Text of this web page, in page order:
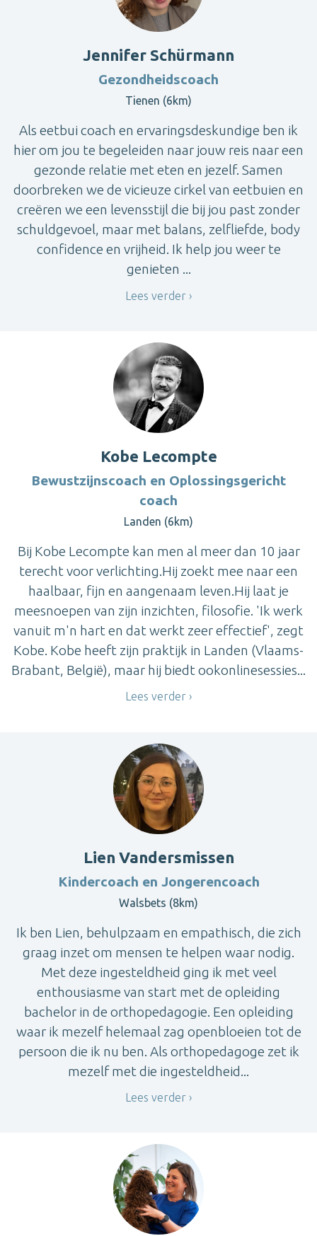
Jennifer Schürmann
Gezondheidscoach
Tienen (6km)
Als eetbui coach en ervaringsdeskundige ben ik
hier om jou te begeleiden naar jouw reis naar een
gezonde relatie met eten en jezelf. Samen
doorbreken we de vicieuze cirkel van eetbuien en
creëren we een levensstijl die bij jou past zonder
schuldgevoel, maar met balans, zelfliefde, body
confidence en vrijheid. Ik help jou weer te
genieten ...
Lees verder
Kobe Lecompte
Bewustzijnscoach en Oplossingsgericht
coach
Landen (6km)
Bij Kobe Lecompte kan men al meer dan 10 jaar
terecht voor verlichting.Hij zoekt mee naar een
haalbaar, fijn en aangenaam leven.Hij laat je
meesnoepen van zijn inzichten, filosofie. 'Ik werk
vanuit m'n hart en dat werkt zeer effectief', zegt
Kobe. Kobe heeft zijn praktijk in Landen (Vlaams-
Brabant, België), maar hij biedt ookonlinesessies...
Lees verder
Lien Vandersmissen
Kindercoach en Jongerencoach
Walsbets (8km)
Ik ben Lien, behulpzaam en empathisch, die zich
graag inzet om mensen te helpen waar nodig.
Met deze ingesteldheid ging ik met veel
enthousiasme van start met de opleiding
bachelor in de orthopedagogie. Een opleiding
waar ik mezelf helemaal zag openbloeien tot de
persoon die ik nu ben. Als orthopedagoge zet ik
mezelf met die ingesteldheid...
Lees verder